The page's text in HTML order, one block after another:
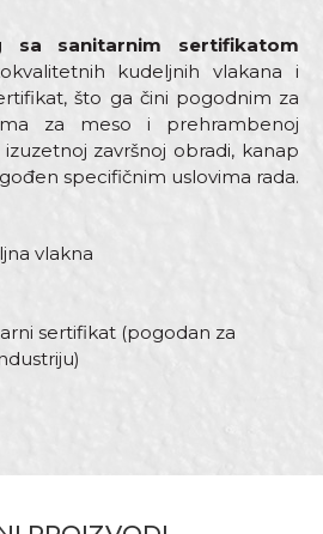
sa sanitarnim sertifikatom
kudeljnih vlakana i
što ga čini pogodnim za
za meso i prehrambenoj
izuzetnoj završnoj obradi, kanap
specifičnim uslovima rada.
vlakna
sertifikat (pogodan za
0,9/2
Kudeljno vlakno